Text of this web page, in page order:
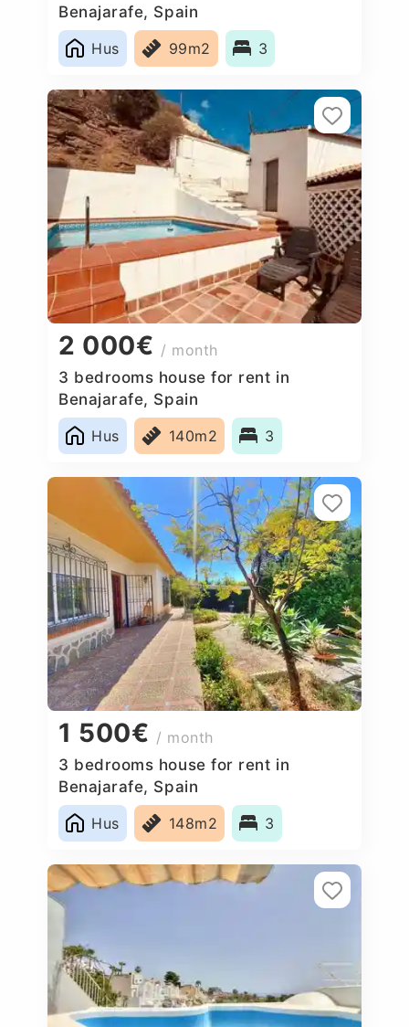
Benajarafe, Spain
Hus
99m2 3
2 000€ / month
3 bedrooms house for rent in
Benajarafe, Spain
Hus
140m2 3
1 500€ / month
3 bedrooms house for rent in
Benajarafe, Spain
Hus
148m2 3